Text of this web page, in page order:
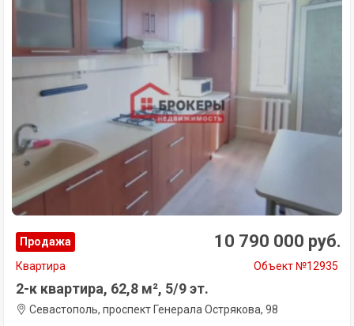
Продажа 10 790 000 руб.
Квартира Объект №12935
2-к квартира, 62,8 м², 5/9 эт.
Севастополь, проспект Генерала Острякова, 98